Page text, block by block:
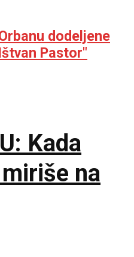
dodeljene
Pastor"
Kada
na